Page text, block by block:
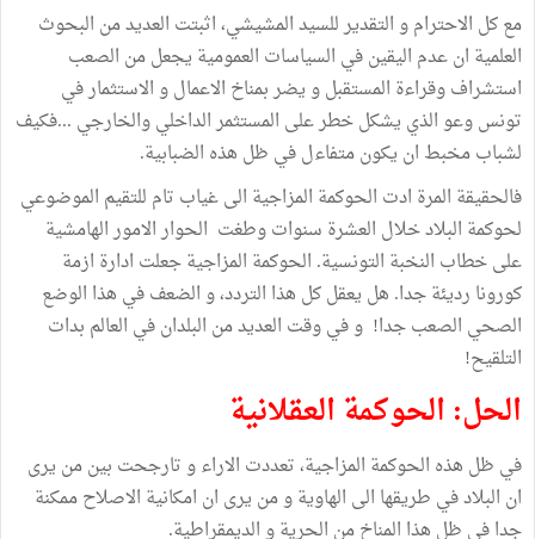
مع كل الاحترام و التقدير للسيد المشيشي، اثبتت العديد من البحوث
العلمية ان عدم اليقين في السياسات العمومية يجعل من الصعب
استشراف وقراءة المستقبل و يضر بمناخ الاعمال و الاستثمار في
تونس وعو الذي يشكل خطر على المستثمر الداخلي والخارجي ...فكيف
لشباب مخبط ان يكون متفاءل في ظل هذه الضبابية.
فالحقيقة المرة ادت الحوكمة المزاجية الى غياب تام للتقيم الموضوعي
لحوكمة البلاد خلال العشرة سنوات وطغت الحوار الامور الهامشية
على خطاب النخبة التونسية. الحوكمة المزاجية جعلت ادارة ازمة
كورونا رديئة جدا. هل يعقل كل هذا التردد، و الضعف في هذا الوضع
الصحي الصعب جدا! و في وقت العديد من البلدان في العالم بدات
التلقيح!
الحل: الحوكمة العقلانية
في ظل هذه الحوكمة المزاجية، تعددت الاراء و تارجحت بين من يرى
ان البلاد في طريقها الى الهاوية و من يرى ان امكانية الاصلاح ممكنة
جدا في ظل هذا المناخ من الحرية و الديمقراطية.